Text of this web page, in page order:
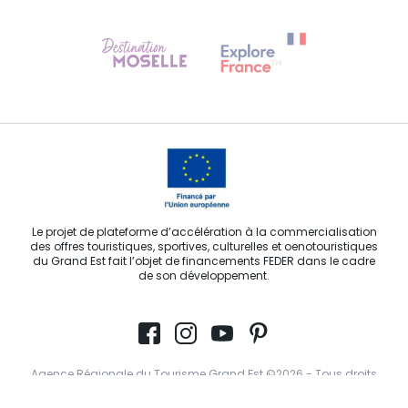
Contactez-nous
Le projet de plateforme d’accélération à la commercialisation
des offres touristiques, sportives, culturelles et oenotouristiques
du Grand Est fait l’objet de financements FEDER dans le cadre
de son développement.
Agence Régionale du Tourisme Grand Est ©2026 - Tous droits